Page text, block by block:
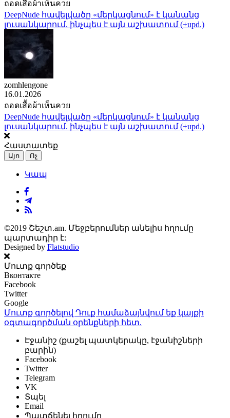
ถอดเสื้อผ้าเห็นควย
DeepNude հավելվածը «մերկացնում» է կանանց
լուսանկարում. ինչպես է այն աշխատում (+upd.)
zomhlengone
16.01.2026
ถอดเสื้อผ้าเห็นควย
DeepNude հավելվածը «մերկացնում» է կանանց
լուսանկարում. ինչպես է այն աշխատում (+upd.)
Հաստատեք
Այո Ոչ
Կապ
©2019 Շեշտ.am. Մեջբերումներ անելիս հղումը
պարտադիր է:
Designed by Flatstudio
Մուտք գործեք
Вконтакте
Facebook
Twitter
Google
Մուտք գործելով Դուք համաձայնվում եք կայքի
օգտագործման օրենքների հետ.
Էջանիշ (քաշել պատկերակը, էջանիշների
բարին)
Facebook
Twitter
Telegram
VK
Տպել
Email
Պատճենել հղումը